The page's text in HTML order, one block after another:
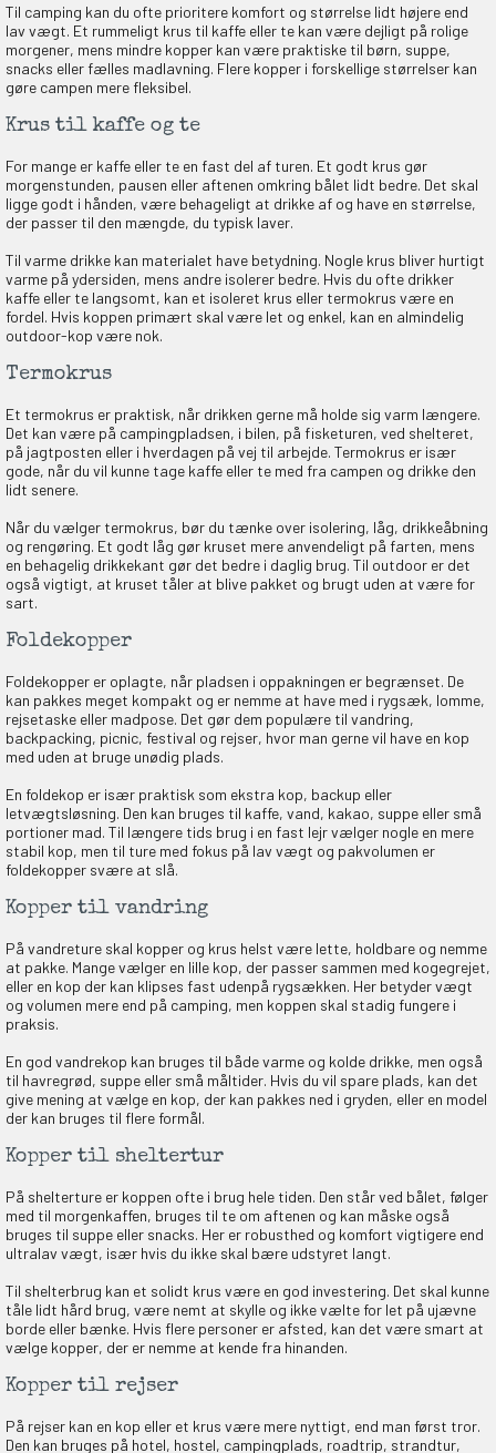
Til camping kan du ofte prioritere komfort og størrelse lidt højere end
lav vægt. Et rummeligt krus til kaffe eller te kan være dejligt på rolige
morgener, mens mindre kopper kan være praktiske til børn, suppe,
snacks eller fælles madlavning. Flere kopper i forskellige størrelser kan
gøre campen mere fleksibel.
Krus til kaffe og te
For mange er kaffe eller te en fast del af turen. Et godt krus gør
morgenstunden, pausen eller aftenen omkring bålet lidt bedre. Det skal
ligge godt i hånden, være behageligt at drikke af og have en størrelse,
der passer til den mængde, du typisk laver.
Til varme drikke kan materialet have betydning. Nogle krus bliver hurtigt
varme på ydersiden, mens andre isolerer bedre. Hvis du ofte drikker
kaffe eller te langsomt, kan et isoleret krus eller termokrus være en
fordel. Hvis koppen primært skal være let og enkel, kan en almindelig
outdoor-kop være nok.
Termokrus
Et termokrus er praktisk, når drikken gerne må holde sig varm længere.
Det kan være på campingpladsen, i bilen, på fisketuren, ved shelteret,
på jagtposten eller i hverdagen på vej til arbejde. Termokrus er især
gode, når du vil kunne tage kaffe eller te med fra campen og drikke den
lidt senere.
Når du vælger termokrus, bør du tænke over isolering, låg, drikkeåbning
og rengøring. Et godt låg gør kruset mere anvendeligt på farten, mens
en behagelig drikkekant gør det bedre i daglig brug. Til outdoor er det
også vigtigt, at kruset tåler at blive pakket og brugt uden at være for
sart.
Foldekopper
Foldekopper er oplagte, når pladsen i oppakningen er begrænset. De
kan pakkes meget kompakt og er nemme at have med i rygsæk, lomme,
rejsetaske eller madpose. Det gør dem populære til vandring,
backpacking, picnic, festival og rejser, hvor man gerne vil have en kop
med uden at bruge unødig plads.
En foldekop er især praktisk som ekstra kop, backup eller
letvægtsløsning. Den kan bruges til kaffe, vand, kakao, suppe eller små
portioner mad. Til længere tids brug i en fast lejr vælger nogle en mere
stabil kop, men til ture med fokus på lav vægt og pakvolumen er
foldekopper svære at slå.
Kopper til vandring
På vandreture skal kopper og krus helst være lette, holdbare og nemme
at pakke. Mange vælger en lille kop, der passer sammen med kogegrejet,
eller en kop der kan klipses fast udenpå rygsækken. Her betyder vægt
og volumen mere end på camping, men koppen skal stadig fungere i
praksis.
En god vandrekop kan bruges til både varme og kolde drikke, men også
til havregrød, suppe eller små måltider. Hvis du vil spare plads, kan det
give mening at vælge en kop, der kan pakkes ned i gryden, eller en model
der kan bruges til flere formål.
Kopper til sheltertur
På shelterture er koppen ofte i brug hele tiden. Den står ved bålet, følger
med til morgenkaffen, bruges til te om aftenen og kan måske også
bruges til suppe eller snacks. Her er robusthed og komfort vigtigere end
ultralav vægt, især hvis du ikke skal bære udstyret langt.
Til shelterbrug kan et solidt krus være en god investering. Det skal kunne
tåle lidt hård brug, være nemt at skylle og ikke vælte for let på ujævne
borde eller bænke. Hvis flere personer er afsted, kan det være smart at
vælge kopper, der er nemme at kende fra hinanden.
Kopper til rejser
På rejser kan en kop eller et krus være mere nyttigt, end man først tror.
Den kan bruges på hotel, hostel, campingplads, roadtrip, strandtur,